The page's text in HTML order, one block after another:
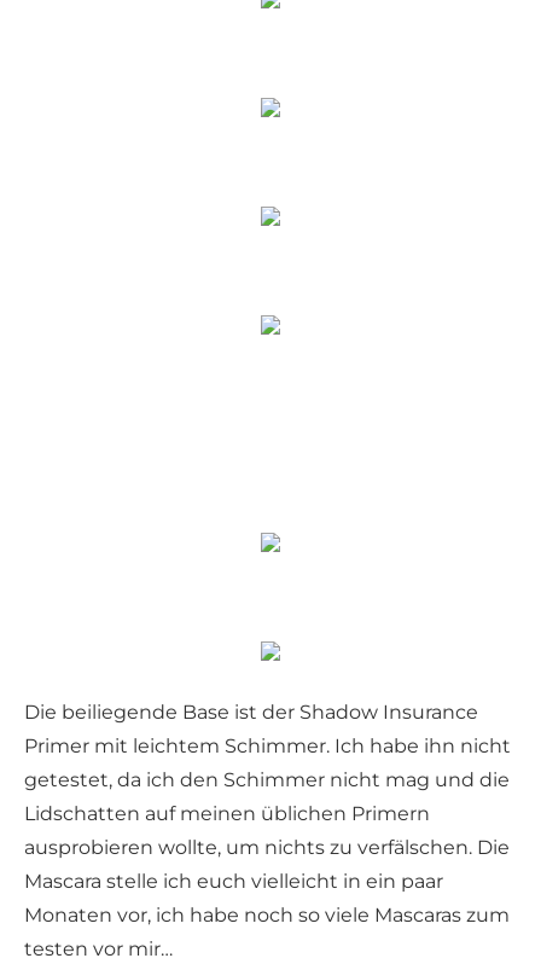
Die beiliegende Base ist der Shadow Insurance
Primer mit leichtem Schimmer. Ich habe ihn nicht
getestet, da ich den Schimmer nicht mag und die
Lidschatten auf meinen üblichen Primern
ausprobieren wollte, um nichts zu verfälschen. Die
Mascara stelle ich euch vielleicht in ein paar
Monaten vor, ich habe noch so viele Mascaras zum
testen vor mir…